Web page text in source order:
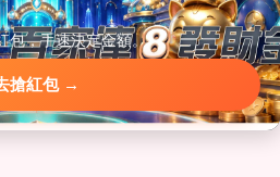
包，手速決定金額。
搶紅包 →